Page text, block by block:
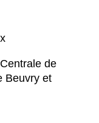
de
Beuvry et